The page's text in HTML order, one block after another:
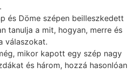
és Döme szépen beilleszkedett
tanulja a mit, hogyan, merre és
válaszokat.
mikor kapott egy szép nagy
és három, hozzá hasonlóan